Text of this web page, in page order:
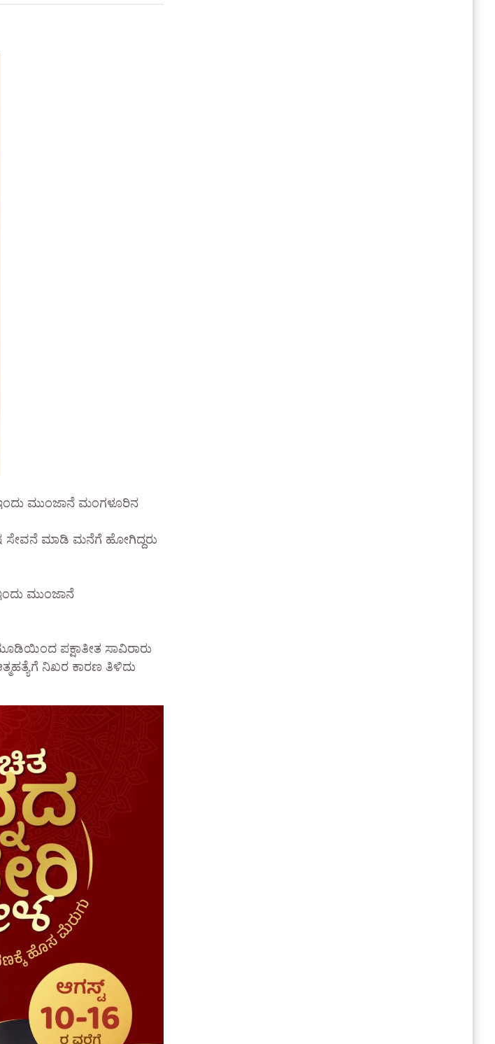
ಇಂದು ಮುಂಜಾನೆ ಮಂಗಳೂರಿನ
ಸೇವನೆ ಮಾಡಿ ಮನೆಗೆ ಹೋಗಿದ್ದರು
ಮುಂಜಾನೆ
ಪಕ್ಷಾತೀತ ಸಾವಿರಾರು
ನಿಖರ ಕಾರಣ ತಿಳಿದು